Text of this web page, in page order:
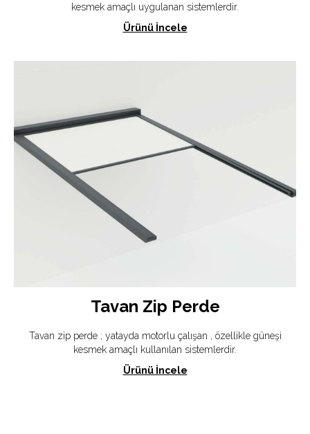
kesmek amaçlı uygulanan sistemlerdir.
Ürünü İncele
Tavan Zip Perde
Tavan zip perde ; yatayda motorlu çalışan , özellikle güneşi
kesmek amaçlı kullanılan sistemlerdir.
Ürünü İncele